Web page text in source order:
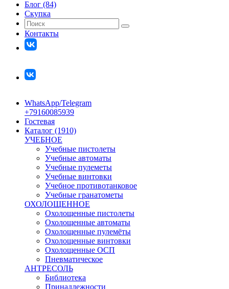
Блог (84)
Скупка
Контакты
WhatsApp/Telegram
+79160085939
Гостевая
Каталог (1910)
УЧЕБНОЕ
Учебные пистолеты
Учебные автоматы
Учебные пулеметы
Учебные винтовки
Учебное противотанковое
Учебные гранатометы
ОХОЛОЩЕННОЕ
Охолощенные пистолеты
Охолощенные автоматы
Охолощенные пулемёты
Охолощенные винтовки
Охолощенные ОСП
Пневматическое
АНТРЕСОЛЬ
Библиотека
Принадлежности